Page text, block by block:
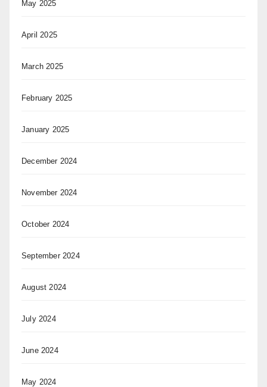
May 2025
April 2025
March 2025
February 2025
January 2025
December 2024
November 2024
October 2024
September 2024
August 2024
July 2024
June 2024
May 2024